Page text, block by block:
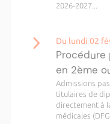
2026-2027...
Du lundi 02
Procédure
en 2ème
Admissions
titulaires de
directement à
médicales